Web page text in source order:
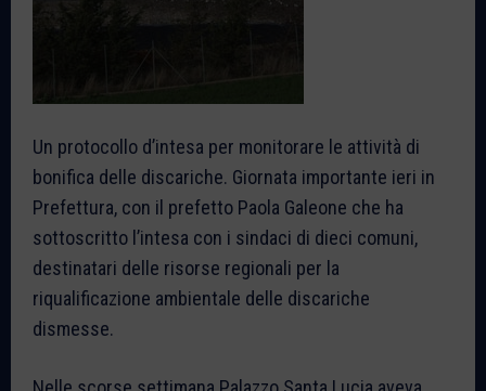
Un protocollo d’intesa per monitorare le attività di
bonifica delle discariche. Giornata importante ieri in
Prefettura, con il prefetto Paola Galeone che ha
sottoscritto l’intesa con i sindaci di dieci comuni,
destinatari delle risorse regionali per la
riqualificazione ambientale delle discariche
dismesse.